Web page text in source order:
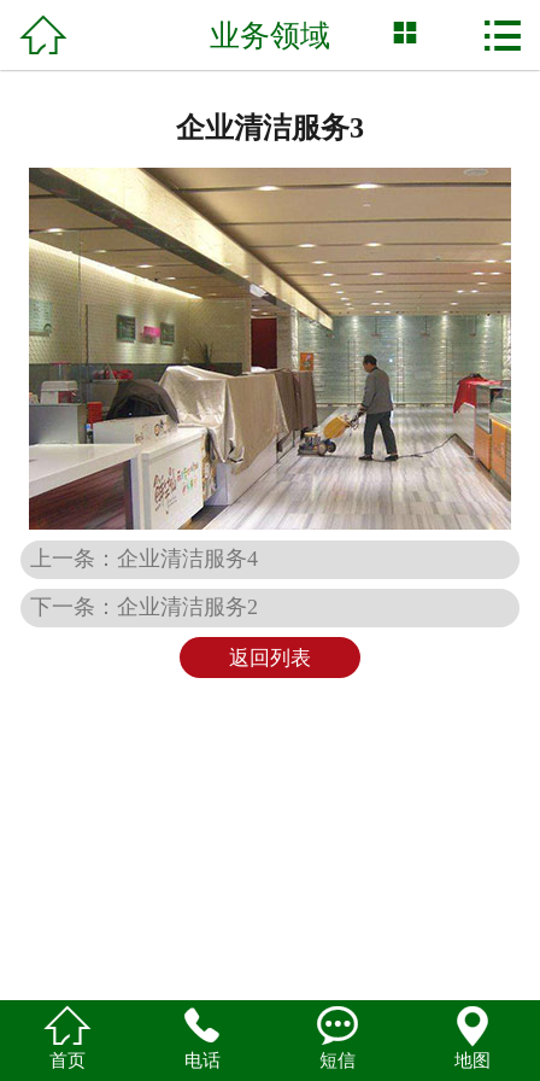
网站首页
合作案例
设备展示
行业动态
联系我们
 业务领域  
企业清洁服务3
上一条：企业清洁服务4
下一条：企业清洁服务2
返回列表

首页

电话

短信

地图